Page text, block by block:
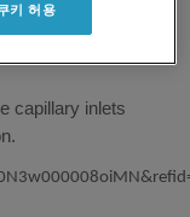
capillary inlets
키 허용